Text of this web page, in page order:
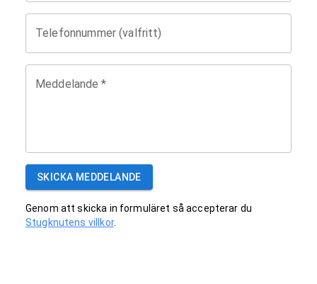
Telefonnummer (valfritt)
Meddelande *
SKICKA MEDDELANDE
Genom att skicka in formuläret så accepterar du
Stugknutens villkor.